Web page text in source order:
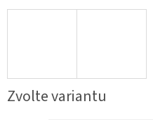
Zvolte variantu